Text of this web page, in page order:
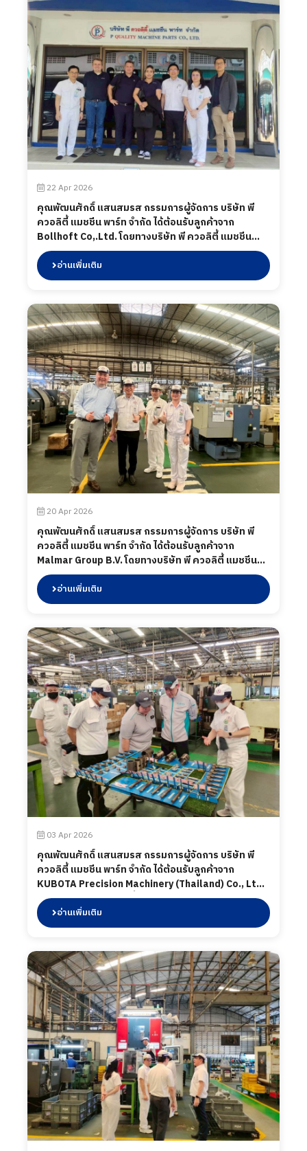
22 Apr 2026
คุณพัฒนศักดิ์ แสนสมรส กรรมการผู้จัดการ บริษัท พี
ควอลิตี้ แมชชีน พาร์ท จำกัด ได้ต้อนรับลูกค้าจาก
Bollhoft Co,.Ltd. โดยทางบริษัท พี ควอลิตี้ แมชชีน
พาร์ท จำกัด ได้นำเสนอผลิตภัณฑ์ต่าง ๆ รวมถึงการเข้า
เยี่ยมชมกระบวนการผลิตในส่วนของโรงงาน และห้อง
ปฏิบัติการทดสอบ เมื่อวันที่ 22 เมษายน 2569
อ่านเพิ่มเติม
20 Apr 2026
คุณพัฒนศักดิ์ แสนสมรส กรรมการผู้จัดการ บริษัท พี
ควอลิตี้ แมชชีน พาร์ท จำกัด ได้ต้อนรับลูกค้าจาก
Malmar Group B.V. โดยทางบริษัท พี ควอลิตี้ แมชชีน
พาร์ท จำกัด ได้นำเสนอผลิตภัณฑ์ต่าง ๆ รวมถึงการเข้า
เยี่ยมชมกระบวนการผลิตในส่วนของโรงงาน และห้อง
ปฏิบัติการทดสอบ เมื่อวันที่ 20 เมษายน 2569
อ่านเพิ่มเติม
03 Apr 2026
คุณพัฒนศักดิ์ แสนสมรส กรรมการผู้จัดการ บริษัท พี
ควอลิตี้ แมชชีน พาร์ท จำกัด ได้ต้อนรับลูกค้าจาก
KUBOTA Precision Machinery (Thailand) Co., Ltd.
โดยทางบริษัท พี ควอลิตี้ แมชชีน พาร์ท จำกัด ได้นำเสนอ
ผลิตภัณฑ์ต่าง ๆ รวมถึงการเข้าเยี่ยมชมกระบวนการผลิต
ในส่วนของโรงงาน และห้องปฏิบัติการทดสอบ เมื่อวันที่
อ่านเพิ่มเติม